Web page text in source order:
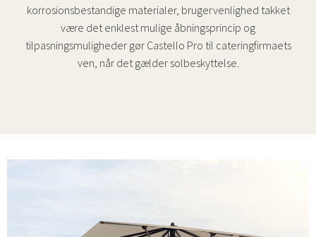
korrosionsbestandige materialer, brugervenlighed takket
være det enklest mulige åbningsprincip og
tilpasningsmuligheder gør Castello Pro til cateringfirmaets
ven, når det gælder solbeskyttelse.